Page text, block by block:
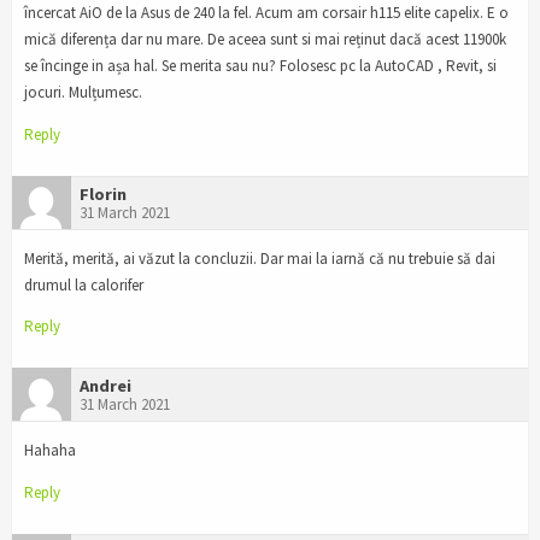
încercat AiO de la Asus de 240 la fel. Acum am corsair h115 elite capelix. E o
mică diferența dar nu mare. De aceea sunt si mai reținut dacă acest 11900k
se încinge in așa hal. Se merita sau nu? Folosesc pc la AutoCAD , Revit, si
jocuri. Mulțumesc.
Reply
Florin
31 March 2021
Merită, merită, ai văzut la concluzii. Dar mai la iarnă că nu trebuie să dai
drumul la calorifer
Reply
Andrei
31 March 2021
Hahaha
Reply